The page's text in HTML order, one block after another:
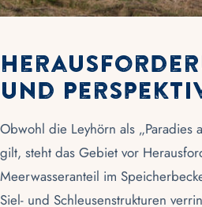
und
Obwohl die Leyhörn als „Paradies
gilt, steht das Gebiet vor
Meerwasseranteil im
Siel- und Schleusenstrukturen